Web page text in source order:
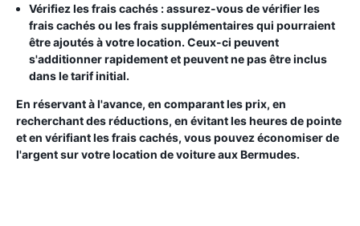
Vérifiez les frais cachés : assurez-vous de vérifier les
frais cachés ou les frais supplémentaires qui pourraient
être ajoutés à votre location. Ceux-ci peuvent
s'additionner rapidement et peuvent ne pas être inclus
dans le tarif initial.
En réservant à l'avance, en comparant les prix, en
recherchant des réductions, en évitant les heures de pointe
et en vérifiant les frais cachés, vous pouvez économiser de
l'argent sur votre location de voiture aux Bermudes.